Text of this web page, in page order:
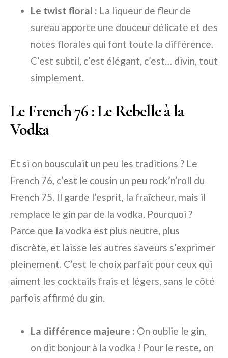
Le twist floral : La liqueur de fleur de
sureau apporte une douceur délicate et des
notes florales qui font toute la différence.
C’est subtil, c’est élégant, c’est… divin, tout
simplement.
Le French 76 : Le Rebelle à la
Vodka
Et si on bousculait un peu les traditions ? Le
French 76, c’est le cousin un peu rock’n’roll du
French 75. Il garde l’esprit, la fraîcheur, mais il
remplace le gin par de la vodka. Pourquoi ?
Parce que la vodka est plus neutre, plus
discrète, et laisse les autres saveurs s’exprimer
pleinement. C’est le choix parfait pour ceux qui
aiment les cocktails frais et légers, sans le côté
parfois affirmé du gin.
La différence majeure : On oublie le gin,
on dit bonjour à la vodka ! Pour le reste, on